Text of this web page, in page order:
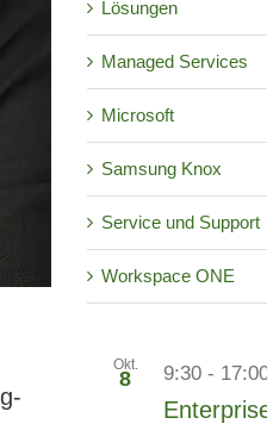
Lösungen
Managed Services
Microsoft
Samsung Knox
Service und Support
Workspace ONE
Okt.
8 9:30 -